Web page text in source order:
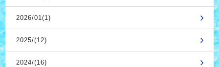
2026/01(1)
2025/(12)
2024/(16)